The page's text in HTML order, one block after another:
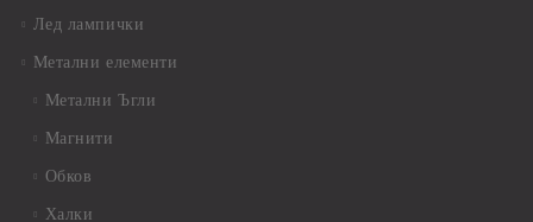
Лед лампички
Метални елементи
Метални Ъгли
Магнити
Обков
Халки